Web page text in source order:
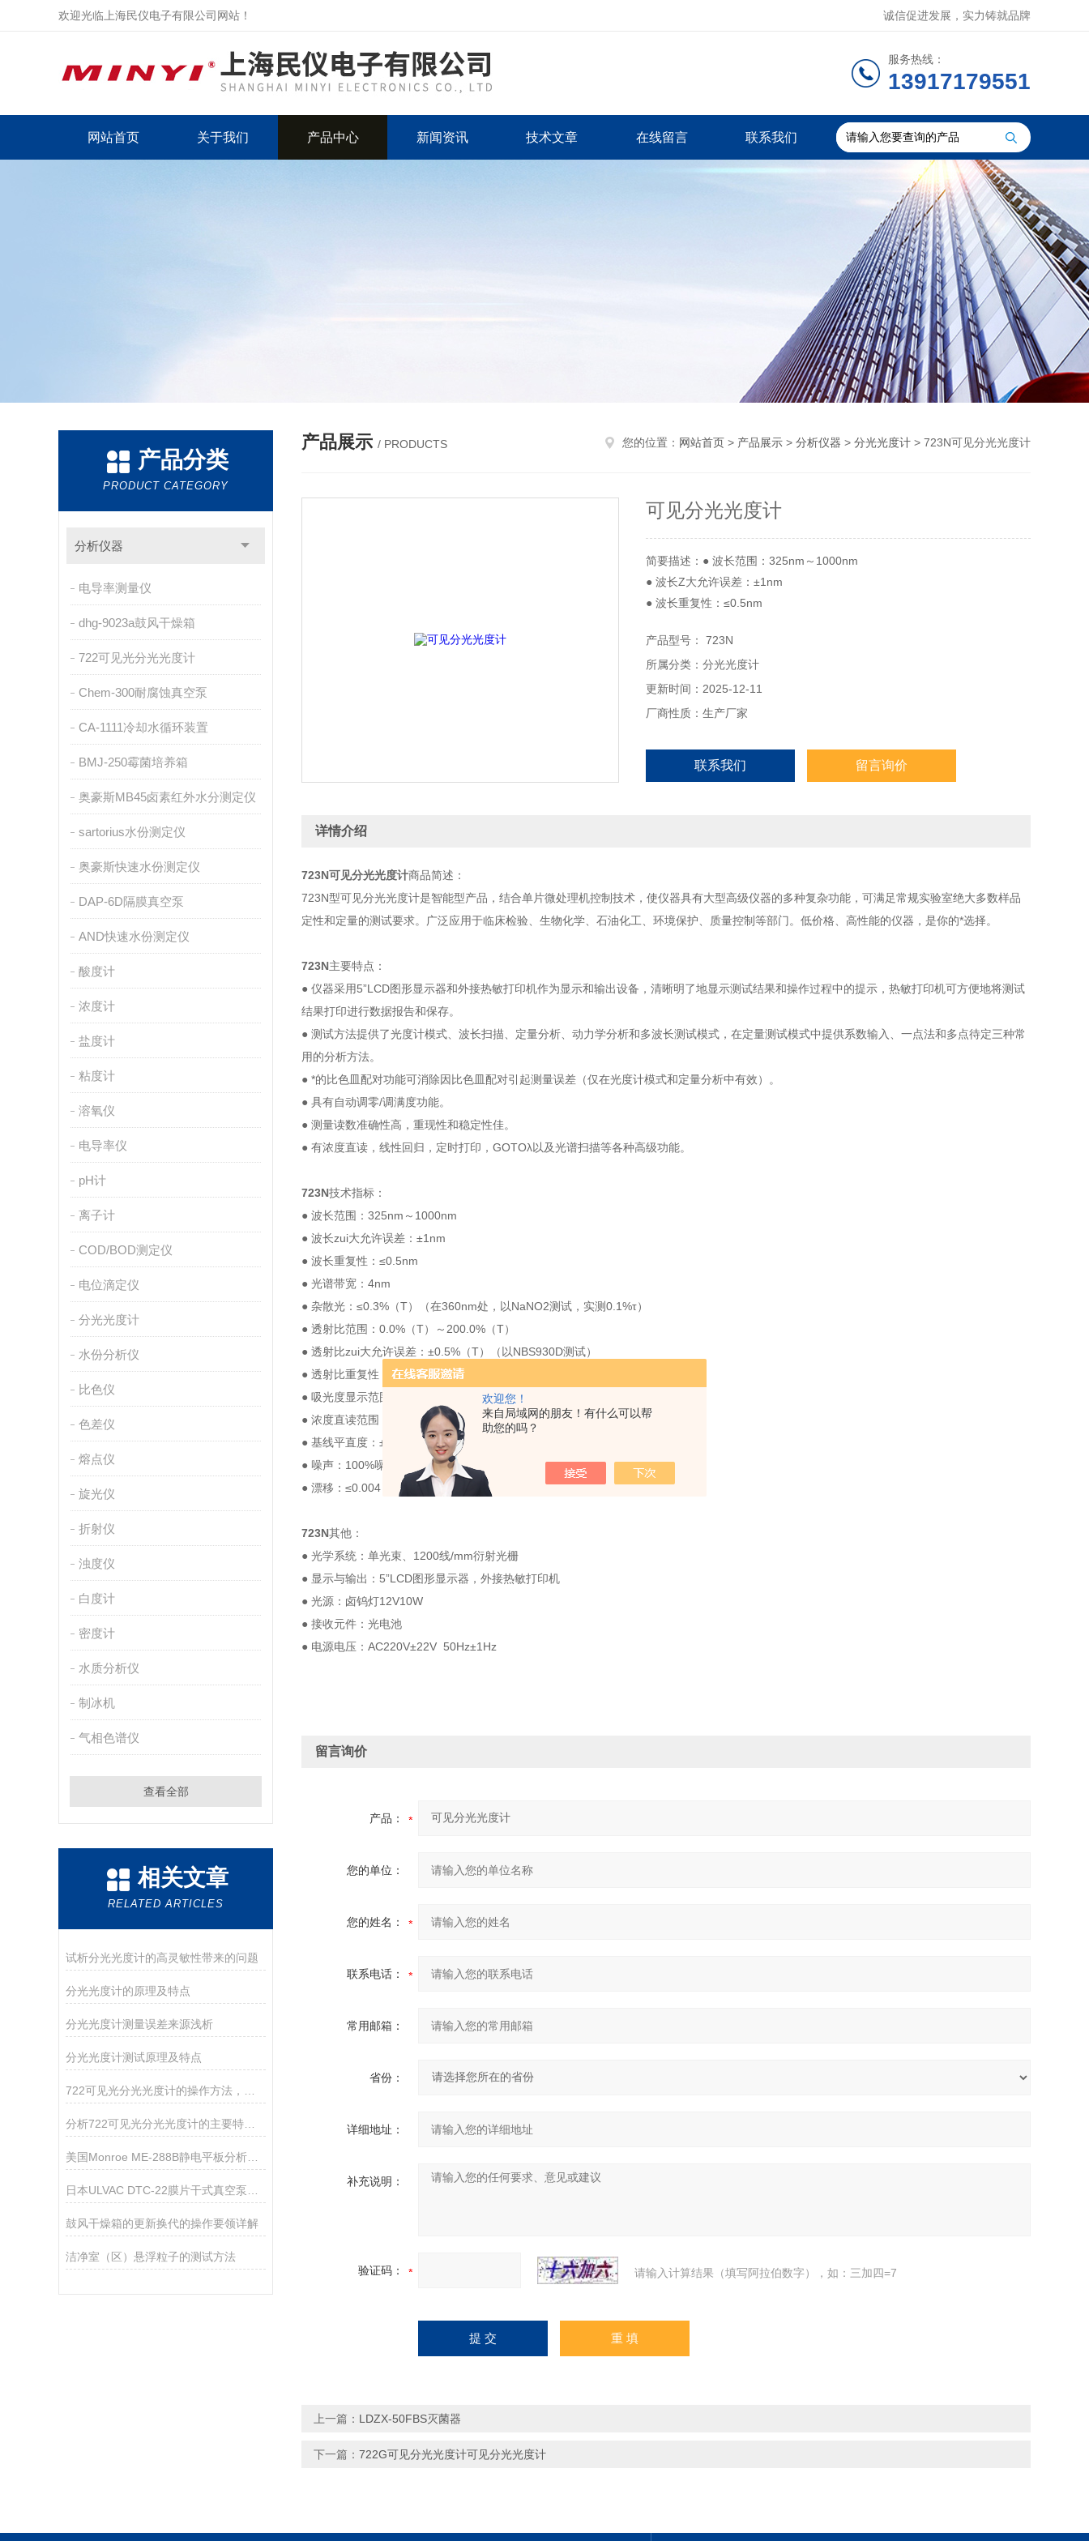
欢迎您！
来自局域网的朋友！有什么可以帮
助您的吗？
欢迎光临上海民仪电子有限公司网站！ 诚信促进发展，实力铸就品牌
服务热线：
13917179551
网站首页 关于我们 产品中心 新闻资讯 技术文章 在线留言 联系我们
产品分类
PRODUCT CATEGORY
分析仪器
电导率测量仪
dhg-9023a鼓风干燥箱
722可见光分光光度计
Chem-300耐腐蚀真空泵
CA-1111冷却水循环装置
BMJ-250霉菌培养箱
奥豪斯MB45卤素红外水分测定仪
sartorius水份测定仪
奥豪斯快速水份测定仪
DAP-6D隔膜真空泵
AND快速水份测定仪
酸度计
浓度计
盐度计
粘度计
溶氧仪
电导率仪
pH计
离子计
COD/BOD测定仪
电位滴定仪
分光光度计
水份分析仪
比色仪
色差仪
熔点仪
旋光仪
折射仪
浊度仪
白度计
密度计
水质分析仪
制冰机
气相色谱仪
查看全部
相关文章
RELATED ARTICLES
试析分光光度计的高灵敏性带来的问题
分光光度计的原理及特点
分光光度计测量误差来源浅析
分光光度计测试原理及特点
分析722可见光分光光度计的主要特点和维护
美国Monroe ME-288B静电平板分析仪详细资料
鼓风干燥箱的更新换代的操作要领详解
洁净室（区）悬浮粒子的测试方法
产品展示 / PRODUCTS 您的位置： 网站首页 > 产品展示 > 分析仪器 > 分光光度计 > 723N可见分光光度计
可见分光光度计
简要描述：● 波长范围：325nm～1000nm
● 波长Z大允许误差：±1nm
● 波长重复性：≤0.5nm
产品型号： 723N
所属分类：分光光度计
更新时间：2025-12-11
厂商性质：生产厂家
联系我们 留言询价
详情介绍
723N可见分光光度计商品简述：
723N型可见分光光度计是智能型产品，结合单片微处理机控制技术，使仪器具有大型高级仪器的多种复杂功能，可满足常规实验室绝大多数样品
定性和定量的测试要求。广泛应用于临床检验、生物化学、石油化工、环境保护、质量控制等部门。低价格、高性能的仪器，是你的*选择。
723N主要特点：
● 仪器采用5”LCD图形显示器和外接热敏打印机作为显示和输出设备，清晰明了地显示测试结果和操作过程中的提示，热敏打印机可方便地将测试
结果打印进行数据报告和保存。
● 测试方法提供了光度计模式、波长扫描、定量分析、动力学分析和多波长测试模式，在定量测试模式中提供系数输入、一点法和多点待定三种常
用的分析方法。
● *的比色皿配对功能可消除因比色皿配对引起测量误差（仅在光度计模式和定量分析中有效）。
● 具有自动调零/调满度功能。
● 测量读数准确性高，重现性和稳定性佳。
● 有浓度直读，线性回归，定时打印，GOTOλ以及光谱扫描等各种高级功能。
723N技术指标：
● 波长范围：325nm～1000nm
● 波长zui大允许误差：±1nm
● 波长重复性：≤0.5nm
● 光谱带宽：4nm
● 杂散光：≤0.3%（T）（在360nm处，以NaNO2测试，实测0.1%τ）
● 透射比范围：0.0%（T）～200.0%（T）
● 透射比zui大允许误差：±0.5%（T）（以NBS930D测试）
● 透射比重复性：≤0.2%（T）
● 吸光度显示范围：-0.301（A）～4.000（A）
● 浓度直读范围；0.000～9999（C）
● 基线平直度：±0.005（A）
● 噪声：100%噪声≤0.3%（T）
● 漂移：≤0.004（A）/h
723N其他：
● 光学系统：单光束、1200线/mm衍射光栅
● 显示与输出：5”LCD图形显示器，外接热敏打印机
● 光源：卤钨灯12V10W
● 接收元件：光电池
● 电源电压：AC220V±22V 50Hz±1Hz
留言询价
产品：
您的单位：
您的姓名：
联系电话：
常用邮箱：
省份：
详细地址：
补充说明：
验证码： 请输入计算结果（填写阿拉伯数字），如：三加四=7
上一篇： LDZX-50FBS灭菌器
下一篇： 722G可见分光光度计可见分光光度计